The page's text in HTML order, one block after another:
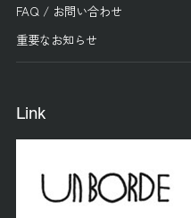
FAQ / お問い合わせ
重要なお知らせ
Link